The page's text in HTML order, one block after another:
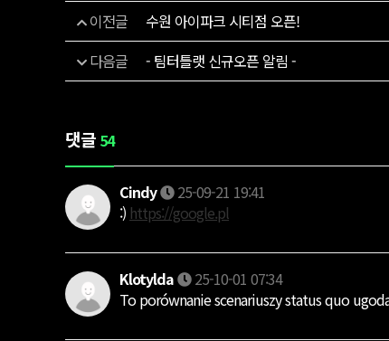
이전글 수원 아이파크 시티점 오픈!
다음글
- 팀터틀랫 신규오픈 알림 -
댓글 54
Cindy
25-09-21 19:41
:) https://google.pl
Klotylda
25-10-01 07:34
To porównanie scenariuszy status quo